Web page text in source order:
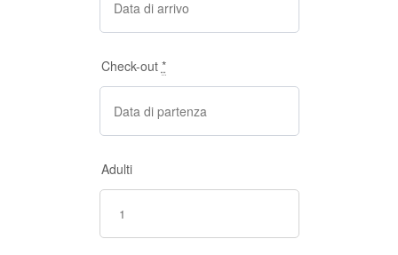
Check-out *
Adulti